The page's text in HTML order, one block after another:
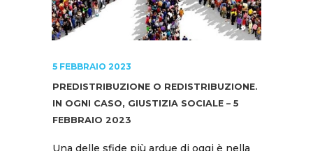
5 FEBBRAIO 2023
PREDISTRIBUZIONE O REDISTRIBUZIONE.
IN OGNI CASO, GIUSTIZIA SOCIALE – 5
FEBBRAIO 2023
Una delle sfide più ardue di oggi è nella